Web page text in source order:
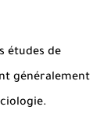
études de
généralement